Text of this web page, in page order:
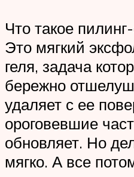
Что такое
Это мягкий
геля, задача
бережно
удаляет с ее
ороговевшие
обновляет. Но
мягко. А все